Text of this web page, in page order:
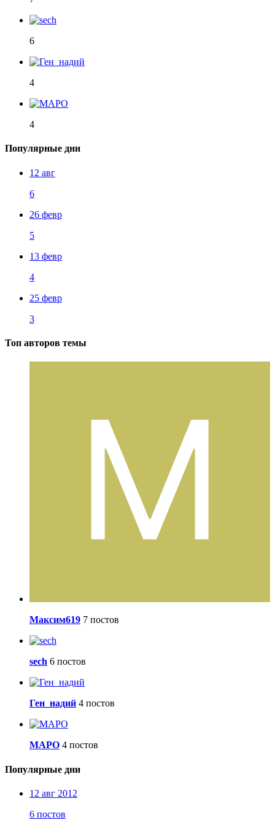
6
4
4
Популярные дни
12 авг
6
26 февр
5
13 февр
4
25 февр
3
Топ авторов темы
Максим619 7 постов
sech 6 постов
Ген_надий 4 постов
МАРО 4 постов
Популярные дни
12 авг 2012
6 постов